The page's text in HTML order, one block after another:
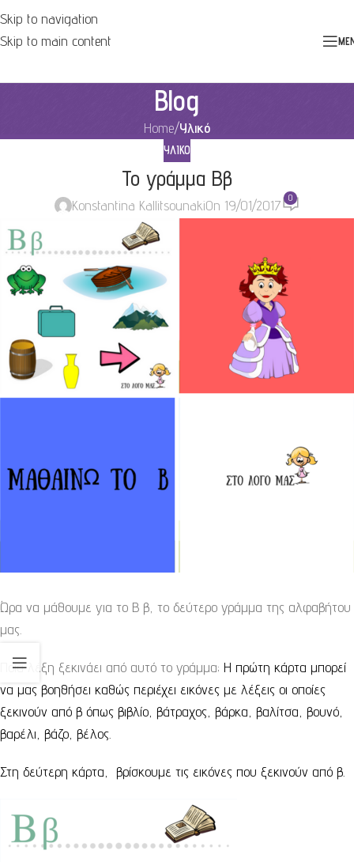
Skip to navigation
Skip to main content
Blog
Home/Υλικό
ΥΛΙΚΌ
Το γράμμα Ββ
Konstantina KallitsounakiOn 19/01/2017 0
Ώρα να μάθουμε για το Β β, το δεύτερο γράμμα της αλφαβήτου
μας.
Ποια λέξη ξεκινάει από αυτό το γράμμα; Η πρώτη κάρτα μπορεί
να μας βοηθήσει καθώς περιέχει εικόνες με λέξεις οι οποίες
ξεκινούν από β όπως βιβλίο, βάτραχος, βάρκα, βαλίτσα, βουνό,
βαρέλι, βάζο, βέλος.
Στη δεύτερη κάρτα, βρίσκουμε τις εικόνες που ξεκινούν από β.